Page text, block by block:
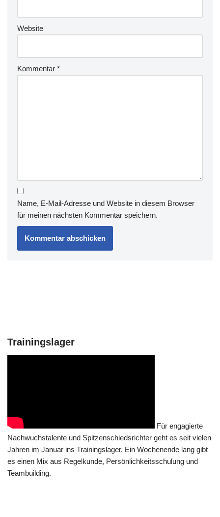
Website
Kommentar *
Name, E-Mail-Adresse und Website in diesem Browser
für meinen nächsten Kommentar speichern.
Trainingslager
Für engagierte
Nachwuchstalente und Spitzenschiedsrichter geht es seit vielen
Jahren im Januar ins Trainingslager. Ein Wochenende lang gibt
es einen Mix aus Regelkunde, Persönlichkeitsschulung und
Teambuilding.